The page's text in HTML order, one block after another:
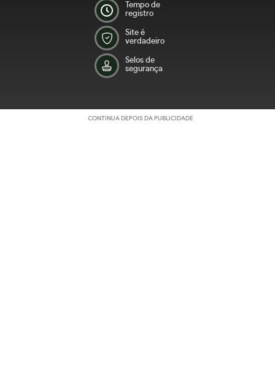
Tempo de
registro
Site é
verdadeiro
Selos de
segurança
CONTINUA DEPOIS DA PUBLICIDADE